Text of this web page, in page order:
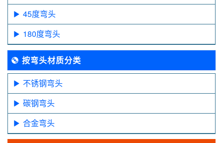
45度弯头
180度弯头
按弯头材质分类
不锈钢弯头
碳钢弯头
合金弯头